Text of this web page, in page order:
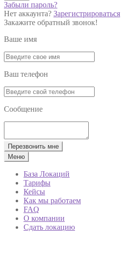
Забыли пароль?
Нет аккаунта? Зарегистрироваться
Закажите обратный звонок!
Ваше имя
Ваш телефон
Сообщение
Перезвонить мне
Меню
База Локаций
Тарифы
Кейсы
Как мы работаем
FAQ
О компании
Сдать локацию